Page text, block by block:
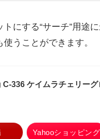
にする“サーチ”用途
うことができます。
336 ケイムラチェリーグ
Yahooショッピング